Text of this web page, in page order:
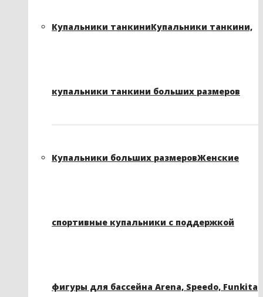
Купальники танкиниКупальники танкини,
купальники танкини больших размеров
Купальники больших размеровЖенские
спортивные купальники с поддержкой
фигуры для бассейна Arena, Speedo, Funkita